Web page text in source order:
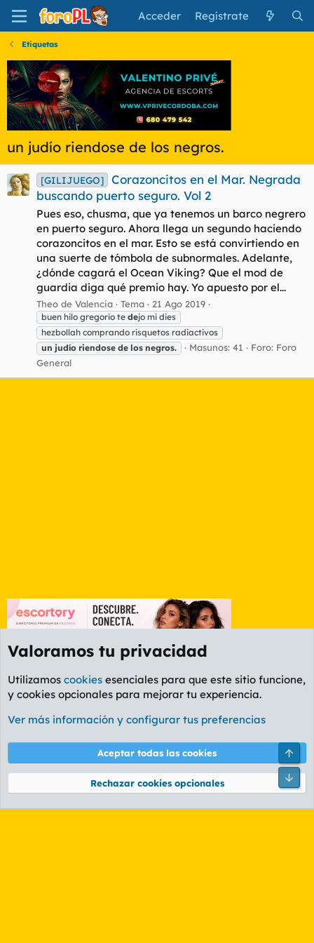
Acceder Regístrate
Etiquetas
un judío riendose de los negros.
[GILIJUEGO]
Corazoncitos en el Mar. Negrada
buscando puerto seguro. Vol 2
Pues eso, chusma, que ya tenemos un barco negrero
en puerto seguro. Ahora llega un segundo haciendo
corazoncitos en el mar. Esto se está convirtiendo en
una suerte de tómbola de subnormales. Adelante,
¿dónde cagará el Ocean Viking? Que el mod de
guardia diga qué premio hay. Yo apuesto por el...
Theo de Valencia Tema 21 Ago 2019
buen hilo gregorio te dejo mi dies
hezbollah comprando risquetos radiactivos
un judío riendose de los negros. Masunos: 41 Foro: Foro
General
Etiquetas
Cookies
PL OLDSTYLE AMARILLO
Términos y reglas Política de privacidad Ayuda
Community platform by XenForo® © 2010-2026 XenForo Ltd.
Valoramos tu privacidad
Utilizamos cookies esenciales para que este sitio funcione,
y cookies opcionales para mejorar tu experiencia.
Ver más información y configurar tus preferencias
Aceptar todas las cookies
Rechazar cookies opcionales
Pie